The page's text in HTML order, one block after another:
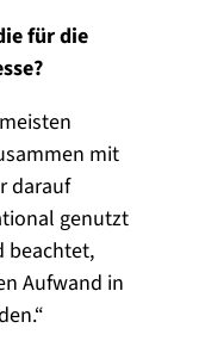
für die
mit
darauf
genutzt
beachtet,
Aufwand in